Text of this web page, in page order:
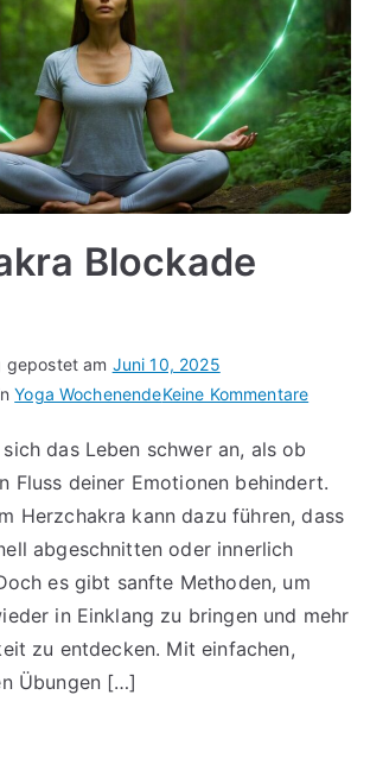
Blockade
gepostet am Juni 10, 2025
Yoga WochenendeKeine Kommentarefür
lösen
das Leben schwer an, als ob
Fluss deiner Emotionen behindert.
Herzchakra kann dazu führen, dass
abgeschnitten oder innerlich
es gibt sanfte Methoden, um
in Einklang zu bringen und mehr
zu entdecken. Mit einfachen,
Übungen […]